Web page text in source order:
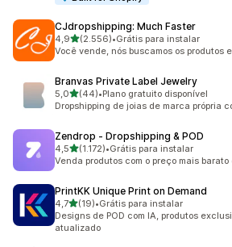
CJdropshipping: Much Faster
4,9de 5 estrelas
(2.556)
2556 avaliações ao todo
•Grátis para instalar
Você vende, nós buscamos os produtos
Branvas Private Label Jewelry
5,0de 5 estrelas
(44)
44 avaliações ao todo
•Plano gratuito disponível
Dropshipping de joias de marca própria
Zendrop ‑ Dropshipping & POD
4,5de 5 estrelas
(1.172)
1172 avaliações ao todo
•Grátis para instalar
Venda produtos com o preço mais
PrintKK Unique Print on Demand
4,7de 5 estrelas
(19)
19 avaliações ao todo
•Grátis para instalar
Designs de POD com IA, produtos
atualizado